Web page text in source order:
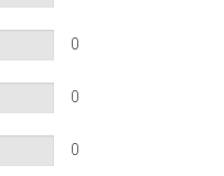
0
0
0